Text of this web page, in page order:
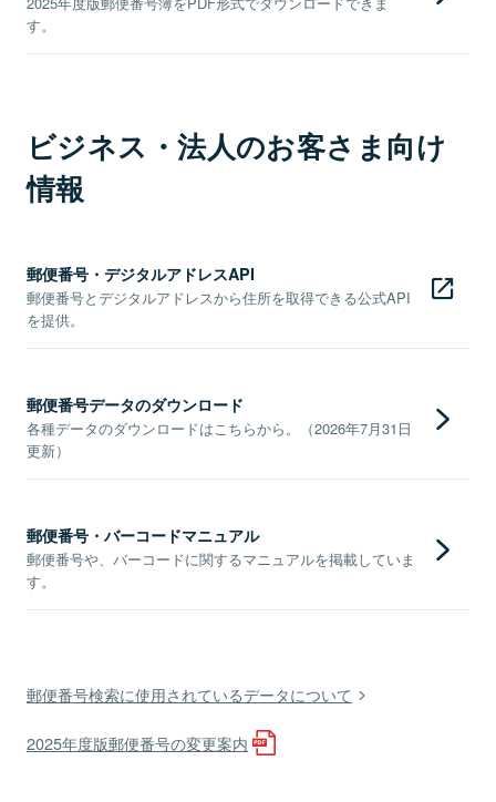
す。
ビジネス・法人のお客さま向け
情報
郵便番号・デジタルアドレスAPI
郵便番号とデジタルアドレスから住所を取得できる公式API
を提供。
郵便番号データのダウンロード
各種データのダウンロードはこちらから。（2026年7月31日
更新）
郵便番号・バーコードマニュアル
郵便番号や、バーコードに関するマニュアルを掲載していま
す。
郵便番号検索に使用されているデータについて
2025年度版郵便番号の変更案内